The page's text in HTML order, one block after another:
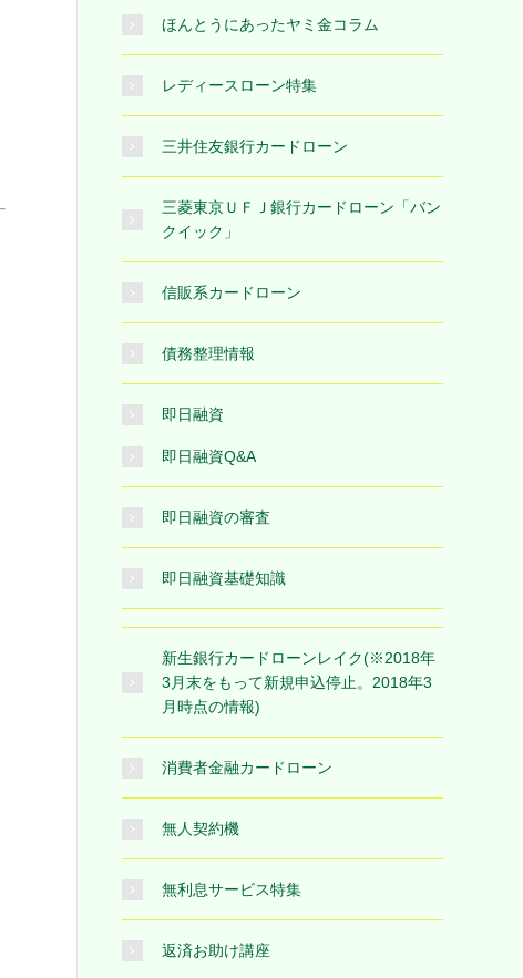
ほんとうにあったヤミ金コラム
レディースローン特集
三井住友銀行カードローン
三菱東京ＵＦＪ銀行カードローン「バン
クイック」
信販系カードローン
債務整理情報
即日融資
即日融資Q&A
即日融資の審査
即日融資基礎知識
新生銀行カードローンレイク(※2018年
3月末をもって新規申込停止。2018年3
月時点の情報)
消費者金融カードローン
無人契約機
無利息サービス特集
返済お助け講座